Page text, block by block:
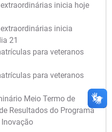
inicia hoje
inicia
21
para veteranos
para veteranos
Meio Termo de
Resultados do Programa